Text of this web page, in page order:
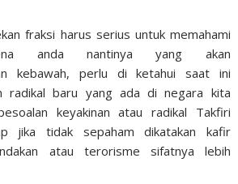
fraksi harus serius untuk memahami
anda nantinya yang akan
kebawah, perlu di ketahui saat ini
radikal baru yang ada di negara kita
keyakinan atau radikal Takfiri
jika tidak sepaham dikatakan kafir
atau terorisme sifatnya lebih